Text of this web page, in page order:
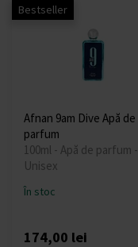
Bestseller
Afnan 9am Dive Apă de
parfum
100ml - Apă de parfum -
Unisex
În stoc
174,00 lei